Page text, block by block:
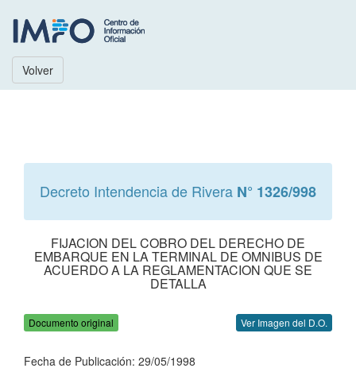
Volver
Decreto Intendencia de Rivera N° 1326/998
FIJACION DEL COBRO DEL DERECHO DE
EMBARQUE EN LA TERMINAL DE OMNIBUS DE
ACUERDO A LA REGLAMENTACION QUE SE
DETALLA
Documento original Ver Imagen del D.O.
Fecha de Publicación: 29/05/1998